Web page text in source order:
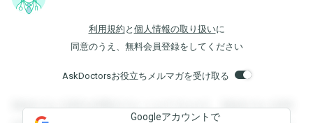
利用規約 と 個人情報の取り扱いに
同意のうえ、無料会員登録をしてください
AskDoctorsお役立ちメルマガを受け取る
登録すると回答を閲覧することができます。登録すると回答
Googleアカウントで